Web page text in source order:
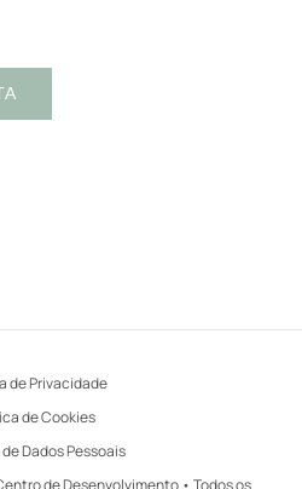
de Privacidade
de Cookies
Dados Pessoais
de Desenvolvimento • Todos os